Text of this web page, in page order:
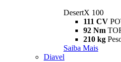
DesertX 100
111 CV
92 Nm
210 kg
Saiba Mais
Diavel